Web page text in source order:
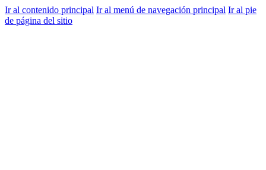
Ir al contenido principal Ir al menú de navegación principal Ir al pie
de página del sitio